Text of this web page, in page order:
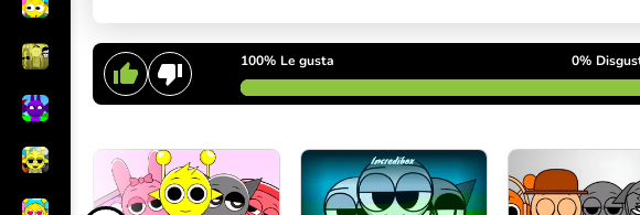
100% Le gusta 0%
Crear melodía